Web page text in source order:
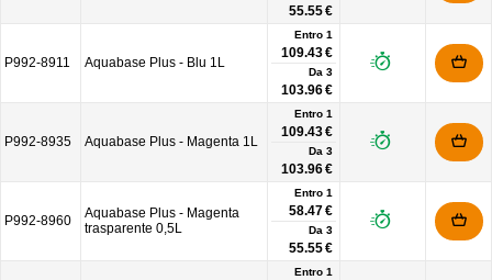
55.55 €
P992-8911 Aquabase Plus - Blu 1L
Entro 1
109.43 €
Da 3
103.96 €
P992-8935 Aquabase Plus - Magenta 1L
Entro 1
109.43 €
Da 3
103.96 €
P992-8960
Aquabase Plus - Magenta
trasparente 0,5L
Entro 1
58.47 €
Da 3
55.55 €
Entro 1